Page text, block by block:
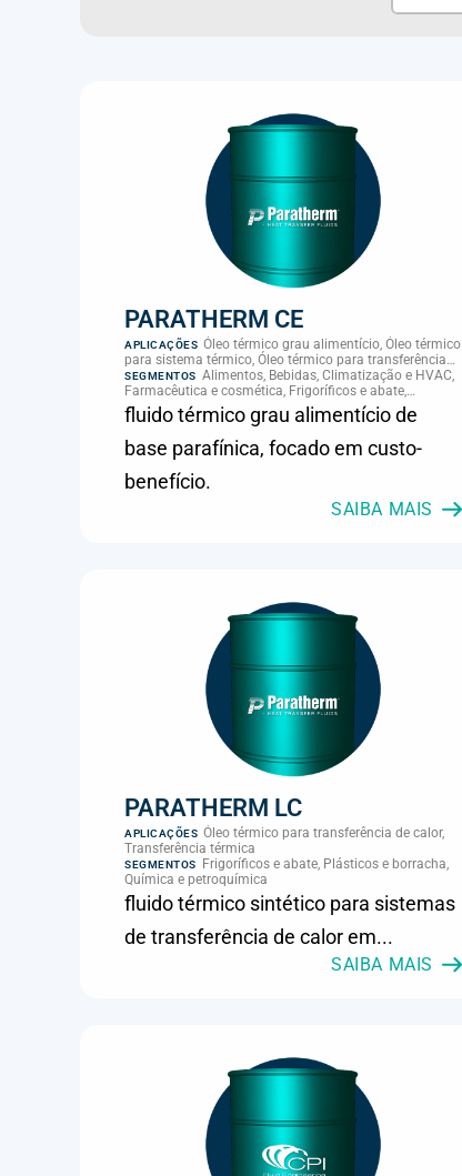
PARATHERM CE
APLICAÇÕES Óleo térmico grau alimentício, Óleo térmico
para sistema térmico, Óleo térmico para transferência
de calor, Transferência térmica
SEGMENTOS Alimentos, Bebidas, Climatização e HVAC,
Farmacêutica e cosmética, Frigoríficos e abate,
Laticínios, Panificação, Plásticos e borracha, Química e
petroquímica, Supermercados e refrigeração comercial
fluido térmico grau alimentício de
base parafínica, focado em custo-
benefício.
SAIBA MAIS
PARATHERM LC
APLICAÇÕES Óleo térmico para transferência de calor,
Transferência térmica
SEGMENTOS
Frigoríficos e abate, Plásticos e borracha,
Química e petroquímica
fluido térmico sintético para sistemas
de transferência de calor em...
SAIBA MAIS